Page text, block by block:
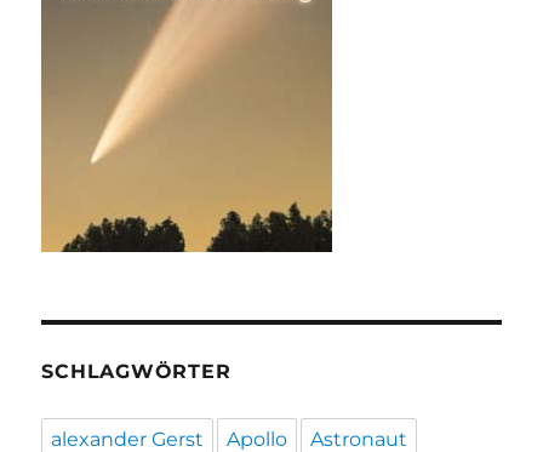
SCHLAGWÖRTER
alexander Gerst Apollo Astronaut